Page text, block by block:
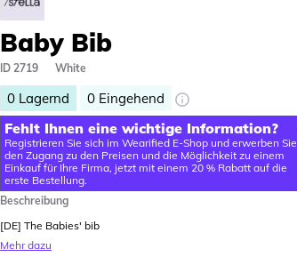
Baby Bib
ID 2719 White
0 Lagernd 0 Eingehend
Fehlt Ihnen eine wichtige Information?
Registrieren Sie sich im Wearified E-Shop und erwerben Sie
den Zugang zu den Preisen und die Möglichkeit zu einem
Einkauf für Ihre Firma, jetzt mit einem 20 % Rabatt auf die
erste Bestellung.
Beschreibung
[DE] The Babies' bib
Mehr dazu